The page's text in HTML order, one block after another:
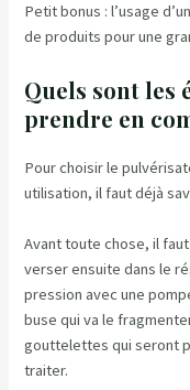
Petit bonus : l’usage
de produits pour une
Quels sont les
prendre en
Pour choisir le
utilisation, il faut déjà
Avant toute chose, il
verser ensuite dans le
pression avec une
buse qui va le
gouttelettes qui seront
traiter.